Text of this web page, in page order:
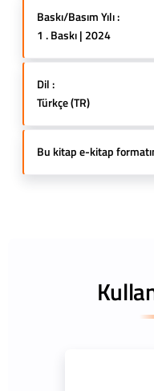
Baskı/Basım Yılı :
1 . Baskı | 2024
Dil :
Türkçe (TR)
Bu kitap e-kitap